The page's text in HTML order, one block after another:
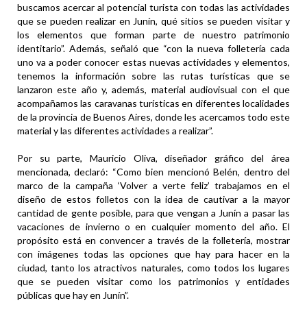
buscamos acercar al potencial turista con todas las actividades
que se pueden realizar en Junín, qué sitios se pueden visitar y
los elementos que forman parte de nuestro patrimonio
identitario”. Además, señaló que “con la nueva folletería cada
uno va a poder conocer estas nuevas actividades y elementos,
tenemos la información sobre las rutas turísticas que se
lanzaron este año y, además, material audiovisual con el que
acompañamos las caravanas turísticas en diferentes localidades
de la provincia de Buenos Aires, donde les acercamos todo este
material y las diferentes actividades a realizar”.
Por su parte, Mauricio Oliva, diseñador gráfico del área
mencionada, declaró: “Como bien mencionó Belén, dentro del
marco de la campaña ‘Volver a verte feliz’ trabajamos en el
diseño de estos folletos con la idea de cautivar a la mayor
cantidad de gente posible, para que vengan a Junín a pasar las
vacaciones de invierno o en cualquier momento del año. El
propósito está en convencer a través de la folletería, mostrar
con imágenes todas las opciones que hay para hacer en la
ciudad, tanto los atractivos naturales, como todos los lugares
que se pueden visitar como los patrimonios y entidades
públicas que hay en Junín”.